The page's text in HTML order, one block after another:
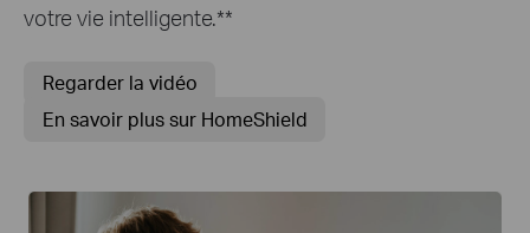
votre vie intelligente.**
Regarder la vidéo
En savoir plus sur HomeShield